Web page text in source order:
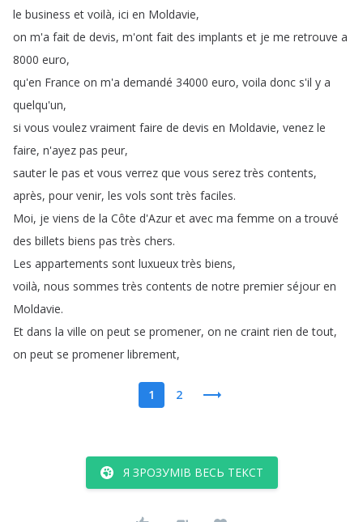
le business et voilà, ici en Moldavie,
on m'a fait de devis, m'ont fait des implants et je me retrouve a
8000 euro,
qu'en France on m'a demandé 34000 euro, voila donc s'il y a
quelqu'un,
si vous voulez vraiment faire de devis en Moldavie, venez le
faire, n'ayez pas peur,
sauter le pas et vous verrez que vous serez très contents,
après, pour venir, les vols sont très faciles.
Moi, je viens de la Côte d'Azur et avec ma femme on a trouvé
des billets biens pas très chers.
Les appartements sont luxueux très biens,
voilà, nous sommes très contents de notre premier séjour en
Moldavie.
Et dans la ville on peut se promener, on ne craint rien de tout,
on peut se promener librement,
1 2
Я ЗРОЗУМІВ ВЕСЬ ТЕКСТ